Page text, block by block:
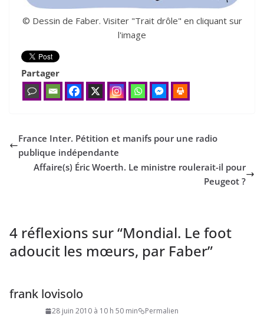
© Dessin de Faber. Visiter "Trait drôle" en cliquant sur
l'image
Partager
France Inter. Pétition et manifs pour une radio
publique indépendante
Affaire(s) Éric Woerth. Le ministre roulerait-il pour
Peugeot ?
4 réflexions sur “Mondial. Le foot
adoucit les mœurs, par Faber”
frank lovisolo
28 juin 2010 à 10 h 50 min Permalien